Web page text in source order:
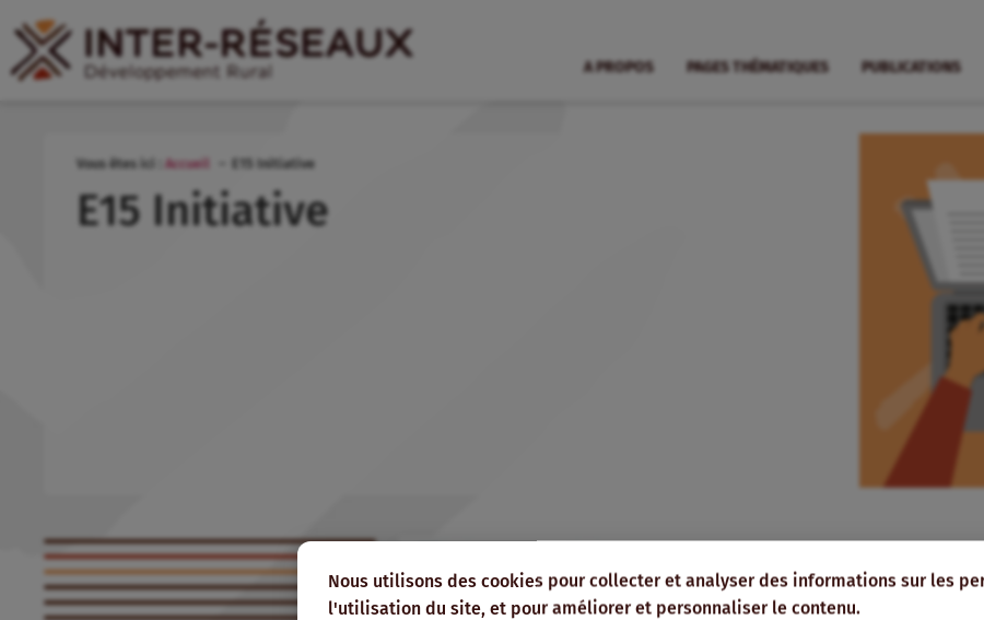
Nous utilisons des cookies pour collecter et analyser des informations sur les
l'utilisation du site, et pour améliorer et personnaliser le contenu.
A PROPOS PAGES THÉMATIQUES PUBLICATIONS
Vous êtes ici : Accueil E15 Initiative
E15 Initiative
dans
Négociations OMC sur les stocks publics de